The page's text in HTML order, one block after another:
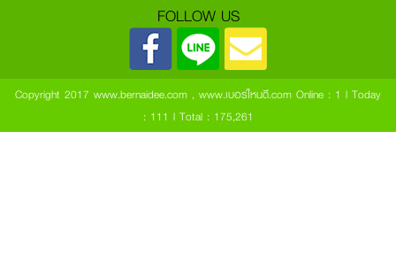
FOLLOW US
Copyright 2017 www.bernaidee.com , www.เบอร์ไหนดี.com Online : 1 l Today
: 111 l Total : 175,261